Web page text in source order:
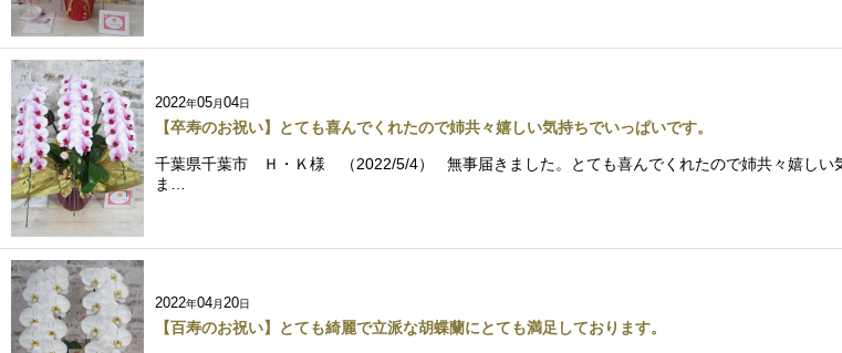
2022年05月04日
【卒寿のお祝い】とても喜んでくれたので姉共々嬉しい気持ちでいっぱいです。
千葉県千葉市 Ｈ・Ｋ様 （2022/5/4） 無事届きました。とても喜んでくれたので姉共々嬉しい
ま…
2022年04月 20日
【百寿のお祝い】とても綺麗で立派な胡蝶蘭にとても満足しております。